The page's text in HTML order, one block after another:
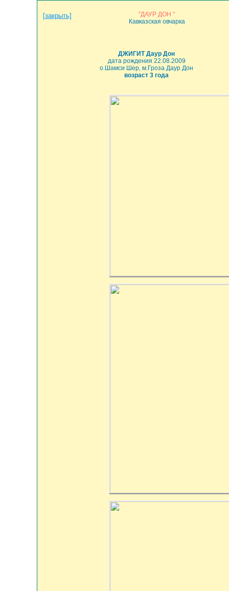
[закрыть]
"ДАУР ДОН "
Кавказская овчарка
ДЖИГИТ Даур Дон
дата рождения 22.08.2009
о.Шамси Шер, м.Гроза Даур Дон
возраст 3 года